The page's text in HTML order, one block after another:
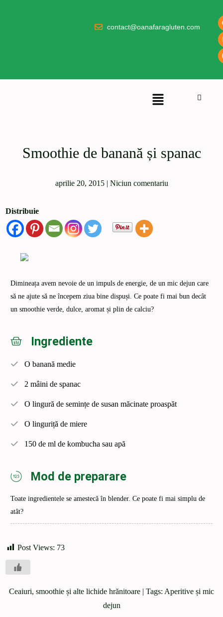
contact@oanafaragluten.com
Smoothie de banană și spanac
aprilie 20, 2015| Niciun comentariu
Distribuie
Dimineața avem nevoie de un impuls de energie, de un mic dejun care
să ne ajute să ne începem ziua bine dispuși. Ce poate fi mai bun decât
un smoothie verde, dulce, aromat și plin de calciu?
Ingrediente
O banană medie
2 mâini de spanac
O lingură de semințe de susan măcinate proaspăt
O linguriță de miere
150 de ml de kombucha sau apă
Mod de preparare
Toate ingredientele se amestecă în blender. Ce poate fi mai simplu de
atât?
Post Views: 73
Ceaiuri, smoothie și alte lichide hrănitoare | Tags: Aperitive și mic
dejun